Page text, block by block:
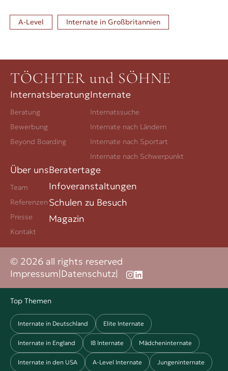
A-Level Internate in Großbritannien
TÖCHTER und SÖHNE
Internatsberatung
Beratung
Bewerbung
Beyond Boarding
Internate
Internatssuche
Internate nach Ländern
Internate nach Sportart
Internate nach Schwerpunkt
Über uns
Team
Referenzen
Presse
Kontakt
Beratertage
Infoveranstaltungen
Schulen zu Besuch
Magazin
© 2026 all rights reserved
Impressum|Datenschutz|
Top Themen
Internate in Deutschland Elite Internate
Internate in England IB Internate Mädcheninternate
Internate in den USA A-Level Internate Jungeninternate